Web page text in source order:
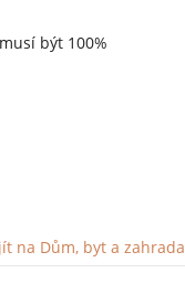
být 100%
na Dům, byt a zahrada